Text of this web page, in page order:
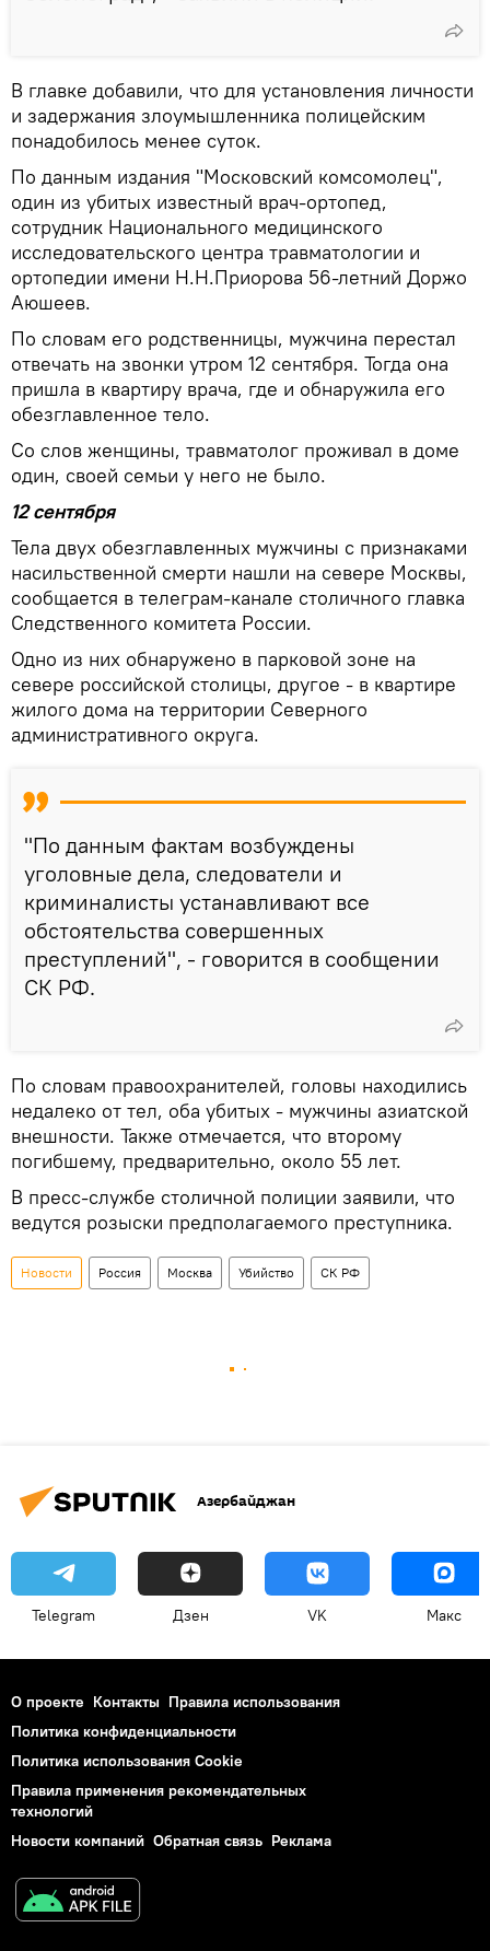
В главке добавили, что для установления личности
и задержания злоумышленника полицейским
понадобилось менее суток.
По данным издания "Московский комсомолец",
один из убитых известный врач-ортопед,
сотрудник Национального медицинского
исследовательского центра травматологии и
ортопедии имени Н.Н.Приорова 56-летний Доржо
Аюшеев.
По словам его родственницы, мужчина перестал
отвечать на звонки утром 12 сентября. Тогда она
пришла в квартиру врача, где и обнаружила его
обезглавленное тело.
Со слов женщины, травматолог проживал в доме
один, своей семьи у него не было.
12 сентября
Тела двух обезглавленных мужчины с признаками
насильственной смерти нашли на севере Москвы,
сообщается в телеграм-канале столичного главка
Следственного комитета России.
Одно из них обнаружено в парковой зоне на
севере российской столицы, другое - в квартире
жилого дома на территории Северного
административного округа.
"По данным фактам возбуждены
уголовные дела, следователи и
криминалисты устанавливают все
обстоятельства совершенных
преступлений", - говорится в сообщении
СК РФ.
По словам правоохранителей, головы находились
недалеко от тел, оба убитых - мужчины азиатской
внешности. Также отмечается, что второму
погибшему, предварительно, около 55 лет.
В пресс-службе столичной полиции заявили, что
ведутся розыски предполагаемого преступника.
Новости Россия Москва Убийство СК РФ
Азербайджан
Telegram Дзен VK Макс
О проекте Контакты Правила использования
Политика конфиденциальности
Политика использования Cookie
Правила применения рекомендательных
технологий
Новости компаний Обратная связь Реклама